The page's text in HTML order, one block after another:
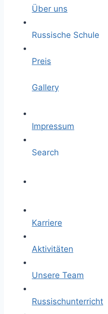
Über uns
Russische Schule
Preis
Gallery
Impressum
Search
Karriere
Aktivitäten
Unsere Team
Russischunterricht